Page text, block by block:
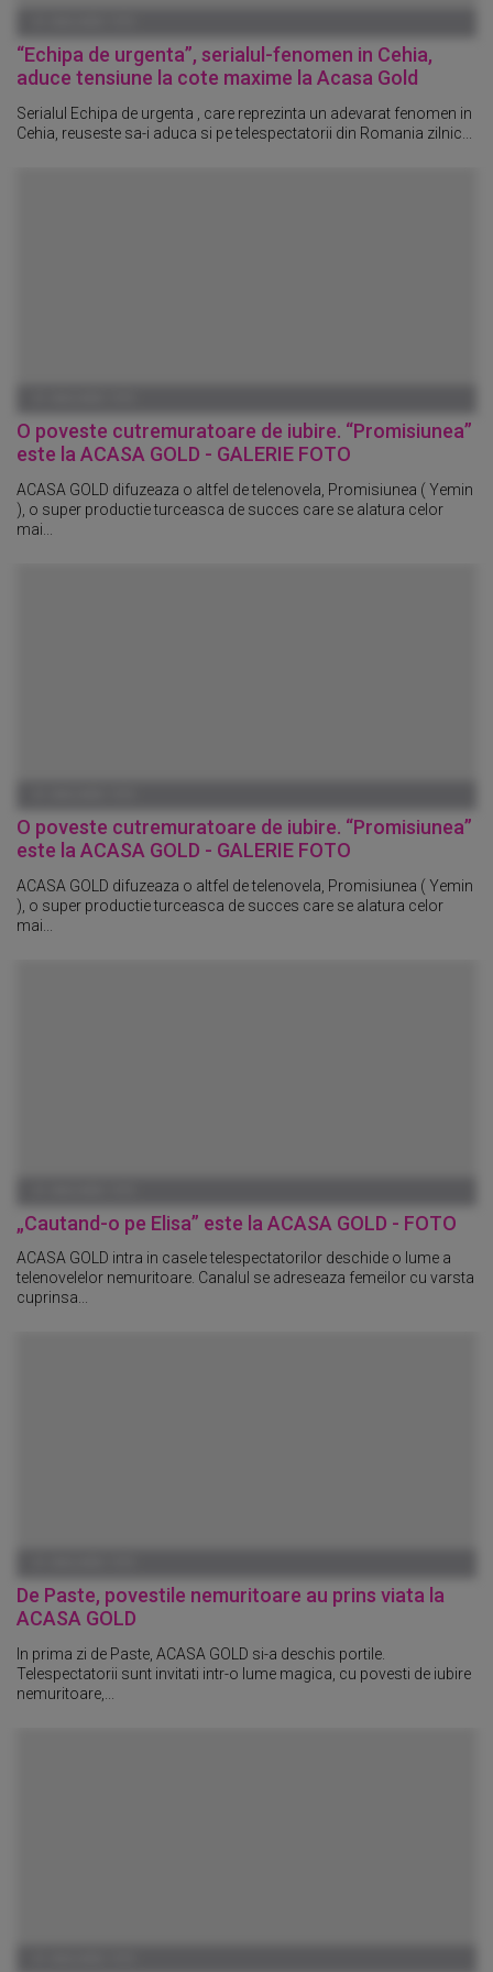
“Echipa de urgenta”, serialul-fenomen in Cehia,
aduce tensiune la cote maxime la Acasa Gold
Serialul Echipa de urgenta , care reprezinta un adevarat fenomen in
Cehia, reuseste sa-i aduca si pe telespectatorii din Romania zilnic...
O poveste cutremuratoare de iubire. “Promisiunea”
este la ACASA GOLD - GALERIE FOTO
ACASA GOLD difuzeaza o altfel de telenovela, Promisiunea ( Yemin
), o super productie turceasca de succes care se alatura celor
mai...
O poveste cutremuratoare de iubire. “Promisiunea”
este la ACASA GOLD - GALERIE FOTO
ACASA GOLD difuzeaza o altfel de telenovela, Promisiunea ( Yemin
), o super productie turceasca de succes care se alatura celor
mai...
„Cautand-o pe Elisa” este la ACASA GOLD - FOTO
ACASA GOLD intra in casele telespectatorilor deschide o lume a
telenovelelor nemuritoare. Canalul se adreseaza femeilor cu varsta
cuprinsa...
De Paste, povestile nemuritoare au prins viata la
ACASA GOLD
In prima zi de Paste, ACASA GOLD si-a deschis portile.
Telespectatorii sunt invitati intr-o lume magica, cu povesti de iubire
nemuritoare,...